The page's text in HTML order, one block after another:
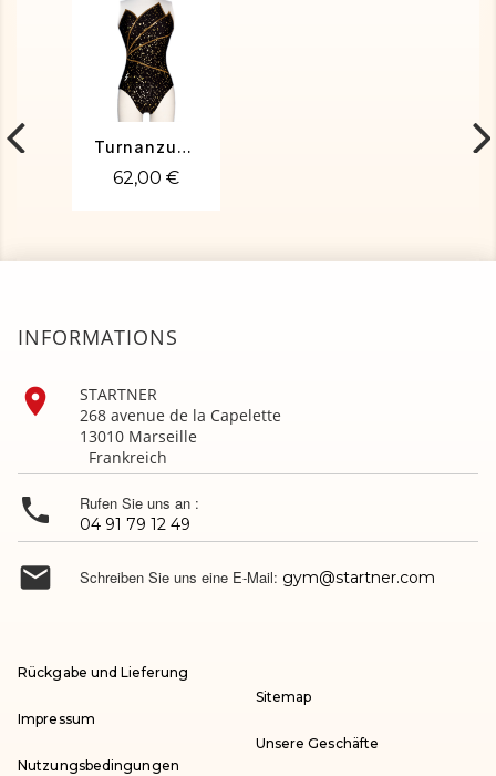
Turnanzug CECILE-02
62,00 €
INFORMATIONS

STARTNER
268 avenue de la Capelette
13010 Marseille
Frankreich
 Rufen Sie uns an :
04 91 79 12 49
 Schreiben Sie uns eine E-Mail: gym@startner.com
Rückgabe und Lieferung
Impressum
Nutzungsbedingungen
Sitemap
Unsere Geschäfte